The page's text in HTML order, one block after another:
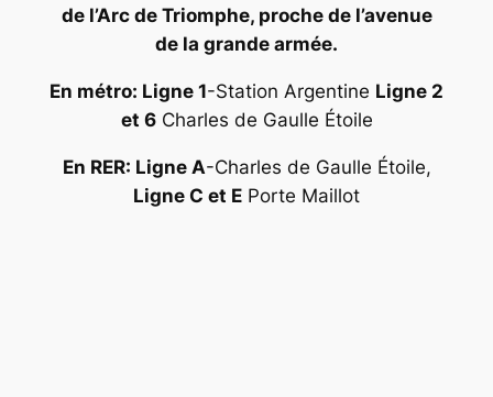
de l’Arc de Triomphe, proche de l’avenue
de la grande armée.
En métro: Ligne 1-Station Argentine Ligne 2
et 6Charles de Gaulle Étoile
En RER: Ligne A-Charles de Gaulle Étoile,
Ligne C et E Porte Maillot